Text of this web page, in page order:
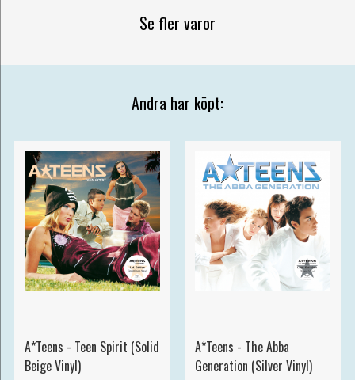
Se fler varor
Andra har köpt:
A*Teens - Teen Spirit (Solid
Beige Vinyl)
A*Teens - The Abba
Generation (Silver Vinyl)